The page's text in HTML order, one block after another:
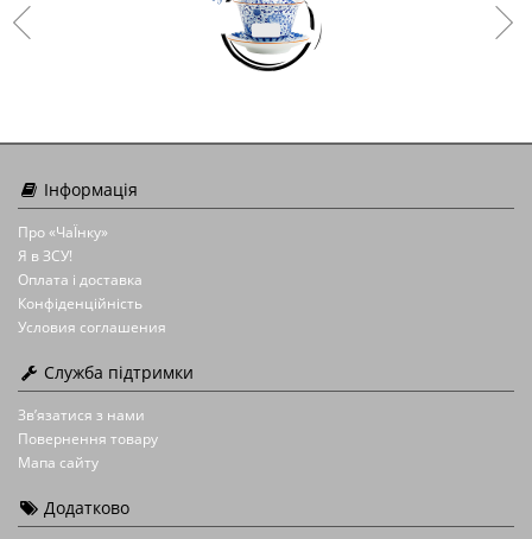
Інформація
Про «ЧаЇнку»
Я в ЗСУ!
Оплата і доставка
Конфіденційність
Условия соглашения
Служба підтримки
Зв’язатися з нами
Повернення товару
Мапа сайту
Додатково